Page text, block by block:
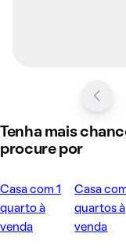
Tenha mais
procure por
Casa com 1
quarto à
venda
Casa
quartos à
venda